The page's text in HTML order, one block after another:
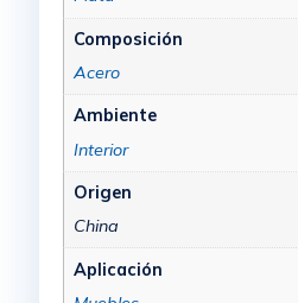
Composición
Acero
Ambiente
Interior
Origen
China
Aplicación